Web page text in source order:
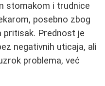
stomakom i trudnice
posebno zbog
pritisak. Prednost je
negativnih uticaja, ali
problema, već